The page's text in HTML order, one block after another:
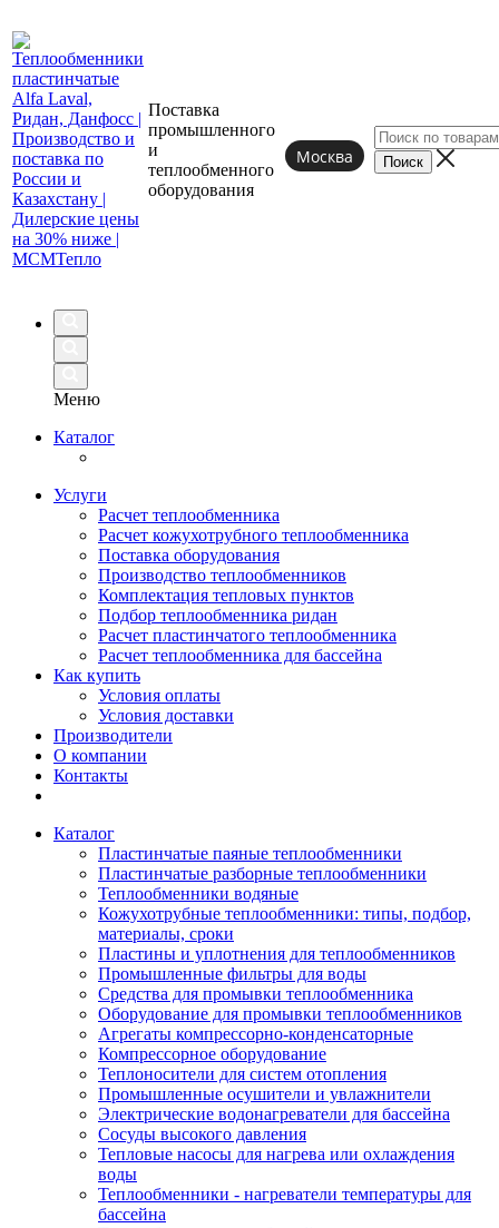
Поставка
промышленного
и
теплообменного
оборудования
Москва
Меню
Каталог
Услуги
Расчет теплообменника
Расчет кожухотрубного теплообменника
Поставка оборудования
Производство теплообменников
Комплектация тепловых пунктов
Подбор теплообменника ридан
Расчет пластинчатого теплообменника
Расчет теплообменника для бассейна
Как купить
Условия оплаты
Условия доставки
Производители
О компании
Контакты
Каталог
Пластинчатые паяные теплообменники
Пластинчатые разборные теплообменники
Теплообменники водяные
Кожухотрубные теплообменники: типы, подбор,
материалы, сроки
Пластины и уплотнения для теплообменников
Промышленные фильтры для воды
Средства для промывки теплообменника
Оборудование для промывки теплообменников
Агрегаты компрессорно-конденсаторные
Компрессорное оборудование
Теплоносители для систем отопления
Промышленные осушители и увлажнители
Электрические водонагреватели для бассейна
Сосуды высокого давления
Тепловые насосы для нагрева или охлаждения
воды
Теплообменники - нагреватели температуры для
бассейна